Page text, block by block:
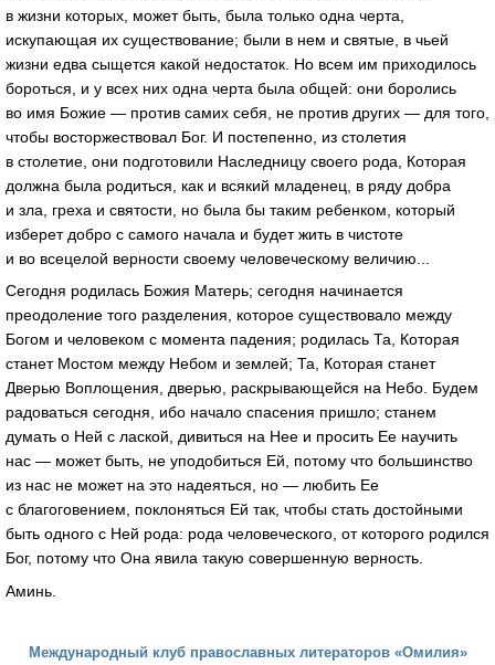
в жизни которых, может быть, была только одна черта,
искупающая их существование; были в нем и святые, в чьей
жизни едва сыщется какой недостаток. Но всем им приходилось
бороться, и у всех них одна черта была общей: они боролись
во имя Божие — против самих себя, не против других — для того,
чтобы восторжествовал Бог. И постепенно, из столетия
в столетие, они подготовили Наследницу своего рода, Которая
должна была родиться, как и всякий младенец, в ряду добра
и зла, греха и святости, но была бы таким ребенком, который
изберет добро с самого начала и будет жить в чистоте
и во всецелой верности своему человеческому величию...
Сегодня родилась Божия Матерь; сегодня начинается
преодоление того разделения, которое существовало между
Богом и человеком с момента падения; родилась Та, Которая
станет Мостом между Небом и землей; Та, Которая станет
Дверью Воплощения, дверью, раскрывающейся на Небо. Будем
радоваться сегодня, ибо начало спасения пришло; станем
думать о Ней с лаской, дивиться на Нее и просить Ее научить
нас — может быть, не уподобиться Ей, потому что большинство
из нас не может на это надеяться, но — любить Ее
с благоговением, поклоняться Ей так, чтобы стать достойными
быть одного с Ней рода: рода человеческого, от которого родился
Бог, потому что Она явила такую совершенную верность.
Аминь.
Международный клуб православных литераторов «Омилия»